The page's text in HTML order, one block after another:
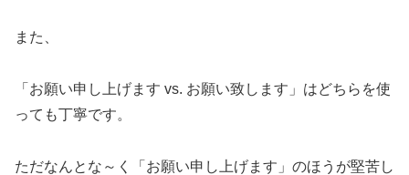
また、
「お願い申し上げます vs. お願い致します」はどちらを使
っても丁寧です。
ただなんとな～く「お願い申し上げます」のほうが堅苦し